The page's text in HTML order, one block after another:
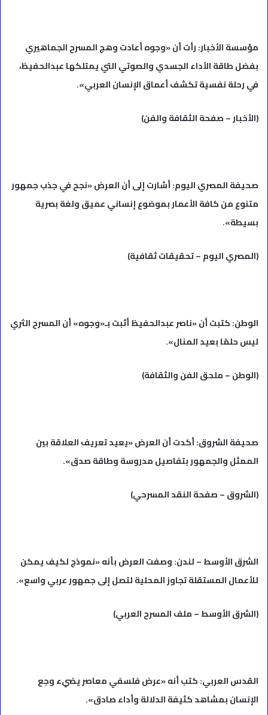
مؤسسة الأخبار: رأت أن «وجوه أعادت وهج المسرح الجماهيري
بفضل طاقة الأداء الجسدي والصوتي التي يمتلكها عبدالحفيظ،
في رحلة نفسية تكشف أعماق الإنسان العربي».
(الأخبار – صفحة الثقافة والفن)
صحيفة المصري اليوم: أشارت إلى أن العرض «نجح في جذب جمهور
متنوع من كافة الأعمار بموضوع إنساني عميق ولغة بصرية
بسيطة».
(المصري اليوم – تحقيقات ثقافية)
الوطن: كتبت أن «ناصر عبدالحفيظ أثبت بـ«وجوه» أن المسرح الثري
ليس حلمًا بعيد المنال».
(الوطن – ملحق الفن والثقافة)
صحيفة الشروق: أكدت أن العرض «يعيد تعريف العلاقة بين
الممثل والجمهور بتفاصيل مدروسة وطاقة صدق».
(الشروق – صفحة النقد المسرحي)
الشرق الأوسط – لندن: وصفت العرض بأنه «نموذج لكيف يمكن
للأعمال المستقلة تجاوز المحلية لتصل إلى جمهور عربي واسع».
(الشرق الأوسط – ملف المسرح العربي)
القدس العربي: كتب أنه «عرض فلسفي معاصر يضيء وجع
الإنسان بمشاهد كثيفة الدلالة وأداء صادق».